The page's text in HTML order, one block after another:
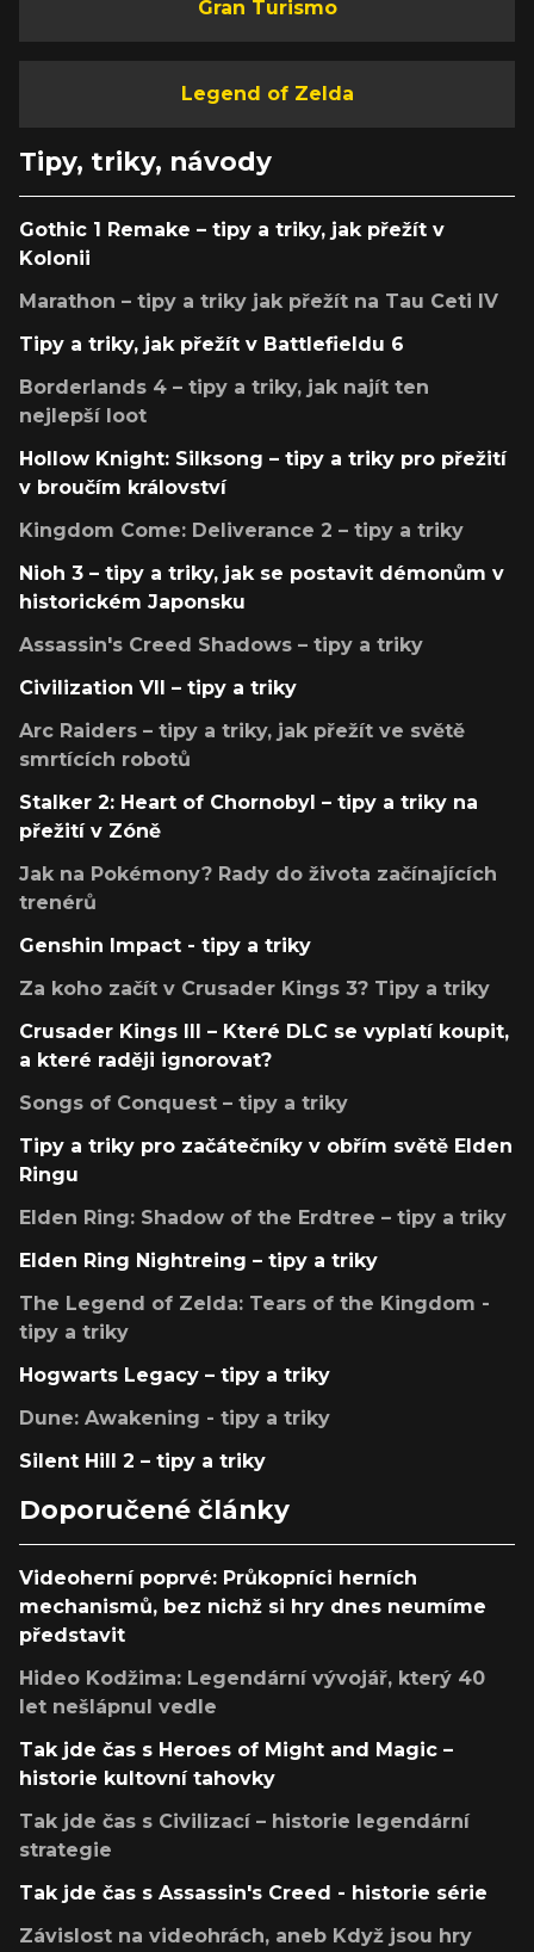
Gran Turismo
Legend of Zelda
Tipy, triky, návody
Gothic 1 Remake – tipy a triky, jak přežít v
Kolonii
Marathon – tipy a triky jak přežít na Tau Ceti IV
Tipy a triky, jak přežít v Battlefieldu 6
Borderlands 4 – tipy a triky, jak najít ten
nejlepší loot
Hollow Knight: Silksong – tipy a triky pro přežití
v broučím království
Kingdom Come: Deliverance 2 – tipy a triky
Nioh 3 – tipy a triky, jak se postavit démonům v
historickém Japonsku
Assassin's Creed Shadows – tipy a triky
Civilization VII – tipy a triky
Arc Raiders – tipy a triky, jak přežít ve světě
smrtících robotů
Stalker 2: Heart of Chornobyl – tipy a triky na
přežití v Zóně
Jak na Pokémony? Rady do života začínajících
trenérů
Genshin Impact - tipy a triky
Za koho začít v Crusader Kings 3? Tipy a triky
Crusader Kings III – Které DLC se vyplatí koupit,
a které raději ignorovat?
Songs of Conquest – tipy a triky
Tipy a triky pro začátečníky v obřím světě Elden
Ringu
Elden Ring: Shadow of the Erdtree – tipy a triky
Elden Ring Nightreing – tipy a triky
The Legend of Zelda: Tears of the Kingdom -
tipy a triky
Hogwarts Legacy – tipy a triky
Dune: Awakening - tipy a triky
Silent Hill 2 – tipy a triky
Doporučené články
Videoherní poprvé: Průkopníci herních
mechanismů, bez nichž si hry dnes neumíme
představit
Hideo Kodžima: Legendární vývojář, který 40
let nešlápnul vedle
Tak jde čas s Heroes of Might and Magic –
historie kultovní tahovky
Tak jde čas s Civilizací – historie legendární
strategie
Tak jde čas s Assassin's Creed - historie série
Závislost na videohrách, aneb Když jsou hry